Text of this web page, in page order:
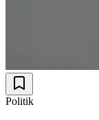
Politik